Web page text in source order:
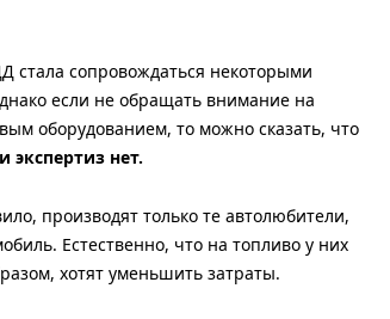
стала сопровождаться некоторыми
если не обращать внимание на
оборудованием, то можно сказать, что
нет.
производят только те автолюбители,
Естественно, что на топливо у них
хотят уменьшить затраты.